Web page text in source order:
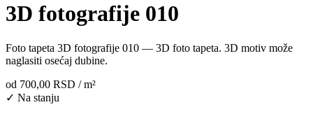
3D fotografije 010
Foto tapeta 3D fotografije 010 — 3D foto tapeta. 3D motiv može
naglasiti osećaj dubine.
od 700,00 RSD / m²
✓ Na stanju